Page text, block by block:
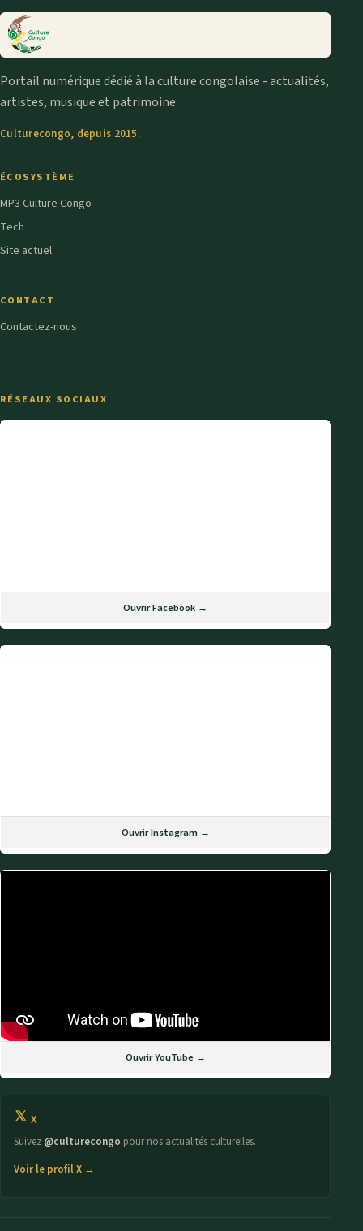
Portail numérique dédié à la culture congolaise - actualités,
artistes, musique et patrimoine.
Culturecongo, depuis 2015.
ÉCOSYSTÈME
MP3 Culture Congo
Tech
Site actuel
CONTACT
Contactez-nous
RÉSEAUX SOCIAUX
Ouvrir Facebook →
Ouvrir Instagram →
Ouvrir YouTube →
X
Suivez @culturecongo pour nos actualités culturelles.
Voir le profil X →